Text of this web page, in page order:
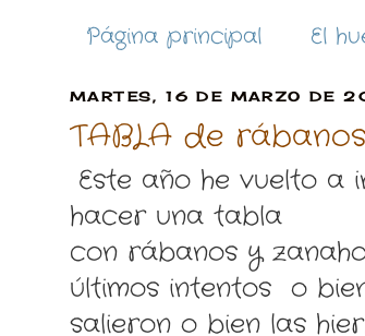
Página principal El
MARTES, 16 DE MARZO DE
TABLA de
Este año he vuelto a
hacer una tabla
con rábanos y
últimos intentos o
salieron o bien las